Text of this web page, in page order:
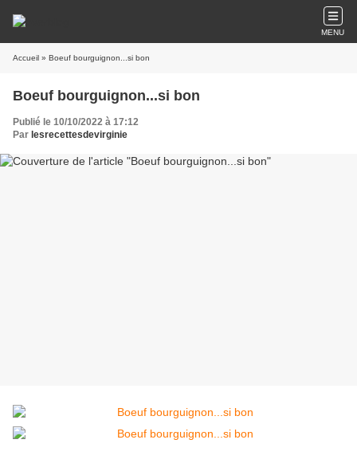
MENU
Accueil » Boeuf bourguignon...si bon
Boeuf bourguignon...si bon
Publié le 10/10/2022 à 17:12
Par lesrecettesdevirginie